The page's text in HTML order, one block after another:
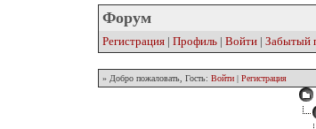
Форум
Регистрация | Профиль | Войти | Забытый
» Добро пожаловать, Гость: Войти | Регистрация